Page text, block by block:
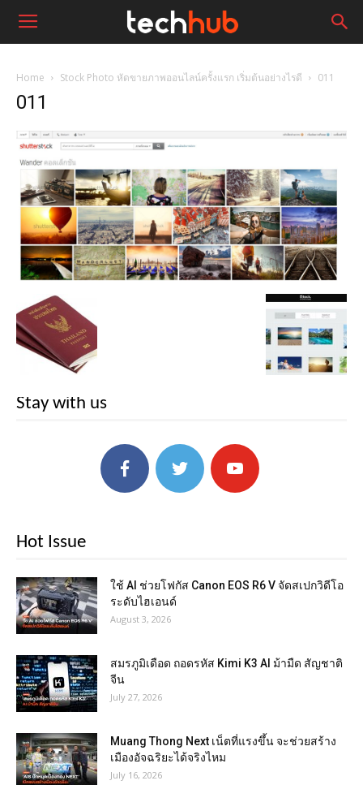
Home Stock Photo หัดขายภาพออนไลน์ครั้งแรก เริ่มต้นอย่างไรดี 011
011
Stay with us
Hot Issue
ใช้ AI ช่วยโฟกัส Canon EOS R6 V จัดสเปกวิดีโอ
ระดับไฮเอนด์
August 3, 2026
สมรภูมิเดือด ถอดรหัส Kimi K3 AI ม้ามืด สัญชาติ
จีน
July 27, 2026
Muang Thong Next เน็ตที่แรงขึ้น จะช่วยสร้าง
เมืองอัจฉริยะได้จริงไหม
July 16, 2026